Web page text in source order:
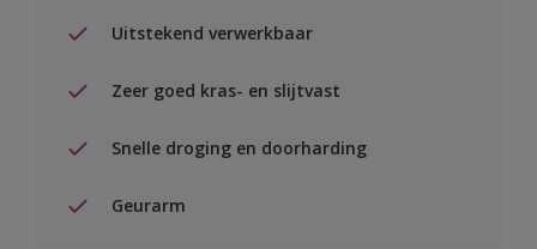
Uitstekend verwerkbaar
Zeer goed kras- en slijtvast
Snelle droging en doorharding
Geurarm